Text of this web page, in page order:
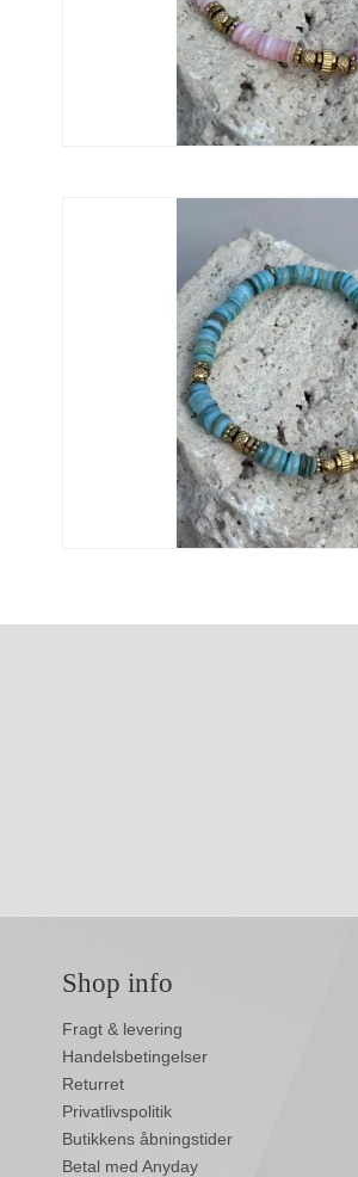
Shop info
Fragt & levering
Handelsbetingelser
Returret
Privatlivspolitik
Butikkens åbningstider
Betal med Anyday